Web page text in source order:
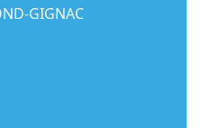
GIGNAC